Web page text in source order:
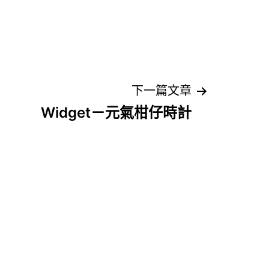
下一篇文章
Widget－元氣柑仔時計